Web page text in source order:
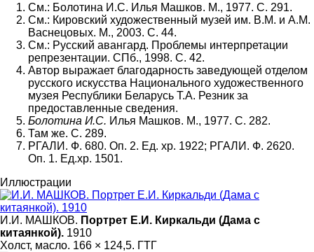
См.: Болотина И.С. Илья Машков. М., 1977. С. 291.
См.: Кировский художественный музей им. В.М. и А.М.
Васнецовых. М., 2003. С. 44.
См.: Русский авангард. Проблемы интерпретации
репрезентации. СПб., 1998. С. 42.
Автор выражает благодарность заведующей отделом
русского искусства Национального художественного
музея Республики Беларусь Т.А. Резник за
предоставленные сведения.
Болотина И.С. Илья Машков. М., 1977. С. 282.
Там же. С. 289.
РГАЛИ. Ф. 680. Оп. 2. Ед. хр. 1922; РГАЛИ. Ф. 2620.
Оп. 1. Ед.хр. 1501.
Иллюстрации
И.И. МАШКОВ. Портрет Е.И. Киркальди (Дама с
китаянкой). 1910
Холст, масло. 166 × 124,5. ГТГ